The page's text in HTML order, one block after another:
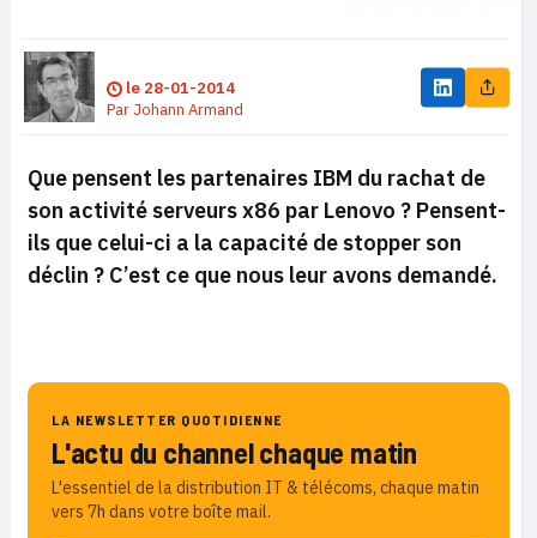
le 28-01-2014
Par Johann Armand
Que pensent les partenaires IBM du rachat de
son activité serveurs x86 par Lenovo ? Pensent-
ils que celui-ci a la capacité de stopper son
déclin ? C’est ce que nous leur avons demandé.
LA NEWSLETTER QUOTIDIENNE
L'actu du channel chaque matin
L'essentiel de la distribution IT & télécoms, chaque matin
vers 7h dans votre boîte mail.